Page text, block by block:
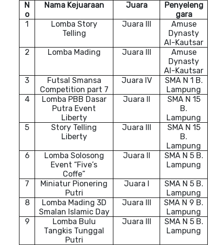
N
o
Nama Kejuaraan Juara
Penyeleng
gara
1
Lomba Story
Telling
Juara III
Amuse
Dynasty
Al-Kautsar
2
Lomba Mading Juara III
Amuse
Dynasty
Al-Kautsar
3
Futsal Smansa
Competition part 7
Juara IV
SMA N 1 B.
Lampung
4
Lomba PBB Dasar
Putra Event
Liberty
Juara II
SMA N 15
B.
Lampung
5
Story Telling
Liberty
Juara III
SMA N 15
B.
Lampung
6
Lomba Solosong
Event “Five’s
Coffe”
Juara II
SMA N 5 B.
Lampung
7
Miniatur Pionering
Putri
Juara I
SMA N 5 B.
Lampung
8
Lomba Mading 3D
Smalan Islamic Day
Juara III
SMA N 9 B.
Lampung
9
Lomba Bulu
Tangkis Tunggal
Putri
Juara III
SMA N 5 B.
Lampung